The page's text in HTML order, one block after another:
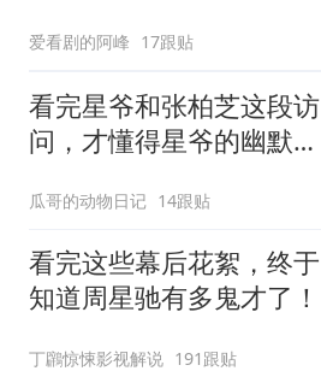
爱看剧的阿峰 17跟贴
看完星爷和张柏芝这段访
问，才懂得星爷的幽默真
瓜哥的动物日记 14跟贴
看完这些幕后花絮，终于
知道周星驰有多鬼才了！
丁鸊惊悚影视解说 191跟贴